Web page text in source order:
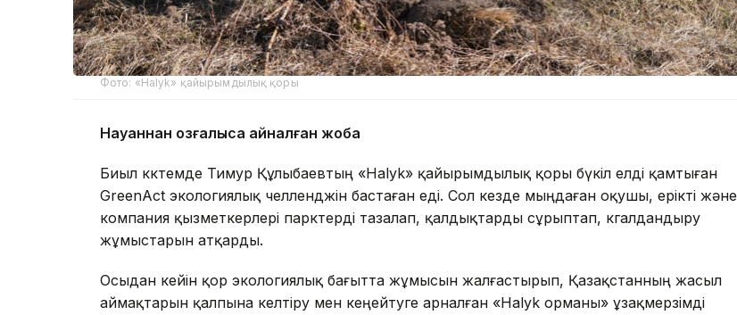
Фото: «Halyk» қайырымдылық қоры
Науқаннан қозғалысқа айналған жоба
Биыл көктемде Тимур Құлыбаевтың «Halyk» қайырымдылық қоры бүкіл елді қамтыған
GreenAct экологиялық челленджін бастаған еді. Сол кезде мыңдаған оқушы, ерікті және
компания қызметкерлері парктерді тазалап, қалдықтарды сұрыптап, көгалдандыру
жұмыстарын атқарды.
Осыдан кейін қор экологиялық бағытта жұмысын жалғастырып, Қазақстанның жасыл
аймақтарын қалпына келтіру мен кеңейтуге арналған «Halyk орманы» ұзақмерзімді